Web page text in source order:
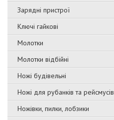
Зарядні пристрої
Ключі гайкові
Молотки
Молотки відбійні
Ножі будівельні
Ножі для рубанків та рейсмусів
Ножівки, пилки, лобзики